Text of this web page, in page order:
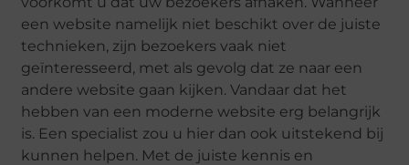
een website namelijk niet beschikt over de juiste
technieken, zijn bezoekers vaak niet
geïnteresseerd, met als gevolg dat ze naar een
andere website gaan kijken. Vandaar dat het
hebben van een moderne website erg belangrijk
is. Een specialist zou u hier dan ook uitstekend bij
kunnen helpen. Met de juiste kennis en